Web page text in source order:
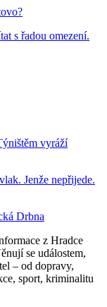
s řadou omezení.
vyráží
Jenže nepřijede.
Drbna
z Hradce
se událostem,
– od dopravy,
sport, kriminalitu